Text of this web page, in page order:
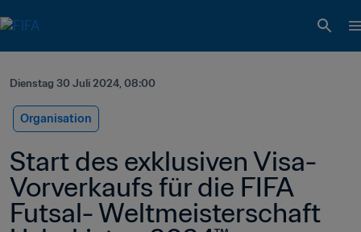
Dienstag 30 Juli 2024, 08:00
Organisation
Start des exklusiven Visa-
Vorverkaufs für die FIFA
Futsal- Weltmeisterschaft